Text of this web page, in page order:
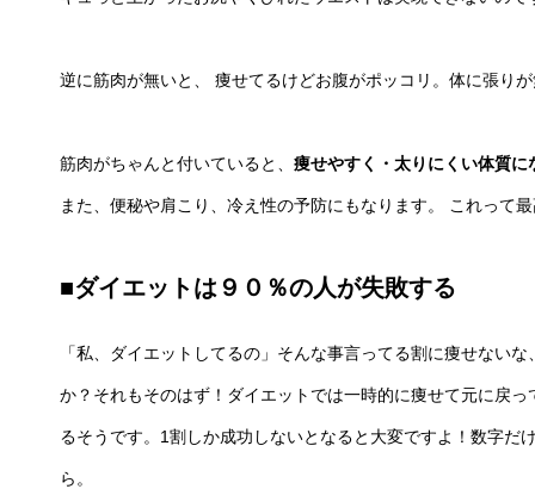
逆に筋肉が無いと、 痩せてるけどお腹がポッコリ。体に張り
筋肉がちゃんと付いていると、 痩せやすく・太りにくい体質に
また、便秘や肩こり、冷え性の予防にもなります。 これって
■ダイエットは９０％の人が失敗する
「私、ダイエットしてるの」そんな事言ってる割に痩せない
か？それもそのはず！ダイエットでは一時的に痩せて元に戻
るそうです。1割しか成功しないとなると大変ですよ！数字だ
ら。